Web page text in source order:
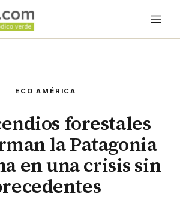
ECO AMÉRICA
forestales
la Patagonia
en una crisis sin